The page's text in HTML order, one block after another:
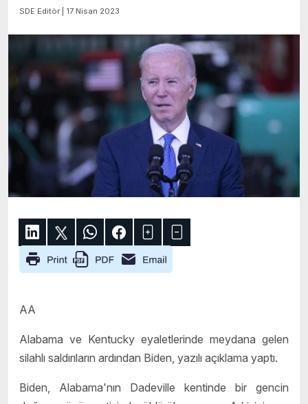
SDE Editör | 17 Nisan 2023
AA
Alabama ve Kentucky eyaletlerinde meydana gelen
silahlı saldırıların ardından Biden, yazılı açıklama yaptı.
Biden, Alabama'nın Dadeville kentinde bir gencin